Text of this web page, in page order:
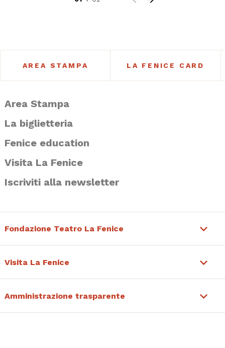
AREA STAMPA LA FENICE CARD
Area Stampa
La biglietteria
Fenice education
Visita La Fenice
Iscriviti alla newsletter
Fondazione Teatro La Fenice
Visita La Fenice
Amministrazione trasparente